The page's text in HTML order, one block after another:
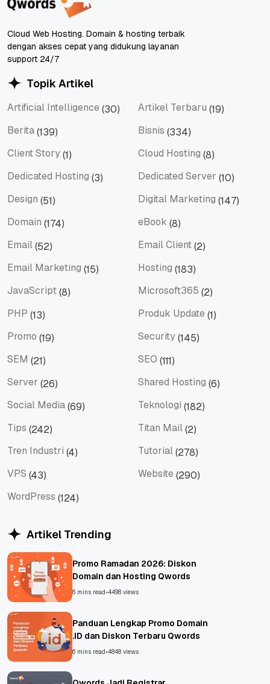
Cloud Web Hosting. Domain & hosting terbaik
dengan akses cepat yang didukung layanan
support 24/7
Topik Artikel
Artificial Intelligence (30) Artikel Terbaru (19)
Berita(139) Bisnis (334)
Client Story(1) Cloud Hosting (8)
Dedicated Hosting (3) Dedicated Server (10)
Design (51) Digital Marketing (147)
Domain (174) eBook (8)
Email(52) Email Client(2)
Email Marketing (15) Hosting (183)
JavaScript(8) Microsoft365 (2)
PHP (13) Produk Update (1)
Promo (19) Security(145)
SEM (21) SEO (111)
Server (26) Shared Hosting (6)
Social Media(69) Teknologi (182)
Tips (242) Titan Mail(2)
Tren Industri (4) Tutorial(278)
VPS (43) Website (290)
WordPress (124)
Artikel Trending
Promo Ramadan 2026: Diskon
Domain dan Hosting Qwords
6 mins read•4498 views
Panduan Lengkap Promo Domain
.ID dan Diskon Terbaru Qwords
6 mins read•4848 views